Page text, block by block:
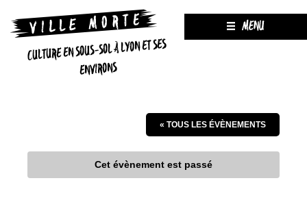
CULTURE EN SOUS-SOL À LYON ET SES
ENVIRONS
MENU
« TOUS LES ÉVÈNEMENTS
Cet évènement est passé